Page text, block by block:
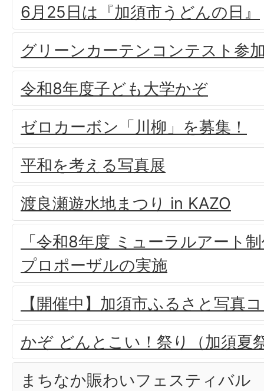
6月25日は『加須市うどんの日』
グリーンカーテンコンテスト参
令和8年度子ども大学かぞ
ゼロカーボン「川柳」を募集！
平和を考える写真展
渡良瀬遊水地まつり in KAZO
「令和8年度 ミューラルアート
プロポーザルの実施
【開催中】加須市ふるさと写真
かぞ どんとこい！祭り（加須夏
まちなか賑わいフェスティバル